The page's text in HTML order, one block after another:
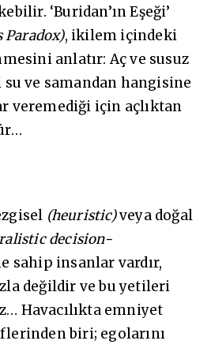
‘Buridan’ın Eşeği’
Paradox), ikilem içindeki
anlatır: Aç ve susuz
ve samandan hangisine
veremediği için açlıktan
(heuristic)veya doğal
decision-
sahip insanlar vardır,
değildir ve bu yetileri
Havacılıkta emniyet
biri; egolarını